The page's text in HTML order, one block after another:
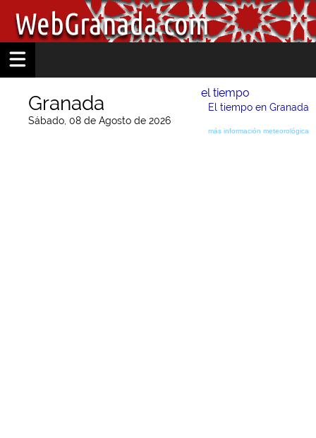
Granada
Sábado, 08 de Agosto de 2026
el tiempo
El tiempo en Granada
más información meteorológica